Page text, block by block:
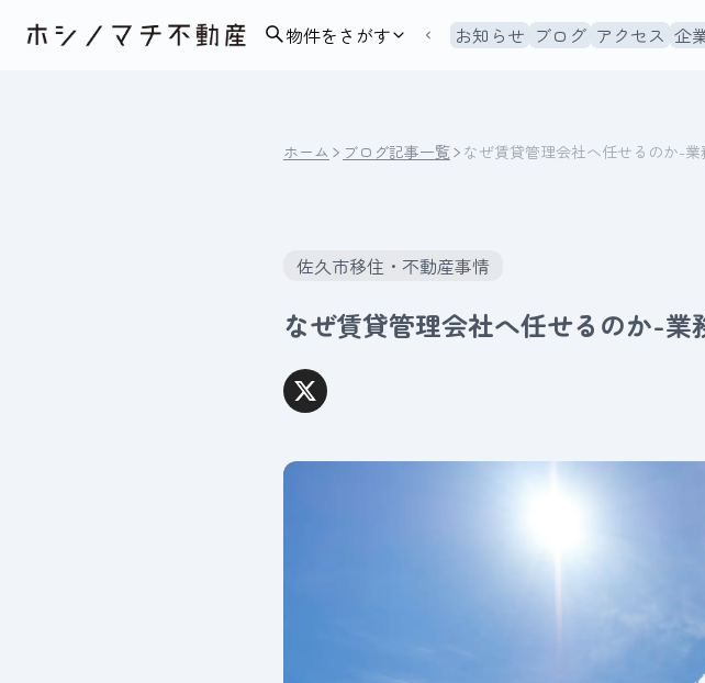
物件をさがす お知らせ ブログ アクセス 企
ホーム ブログ記事一覧 なぜ賃貸管理会社へ任せるのか-
佐久市移住・不動産事情
なぜ賃貸管理会社へ任せるのか-